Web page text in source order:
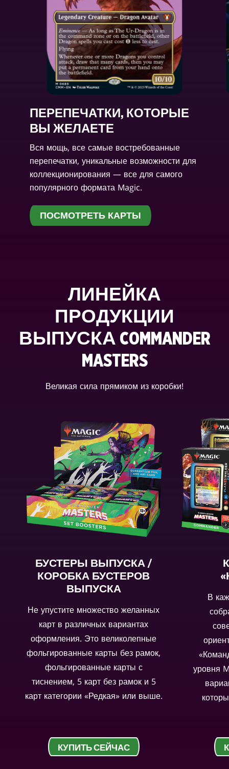
ПЕРЕПЕЧАТКИ, КОТОРЫЕ
ВЫ ЖЕЛАЕТЕ
Вся мощь, все самые востребованные
перепечатки, уникальные возможности для
коллекционирования — все для самого
популярного формата Magic.
ПОСМОТРЕТЬ КАРТЫ
ЛИНЕЙКА
ПРОДУКЦИИ
ВЫПУСКА COMMANDER
MASTERS
Великая сила прямиком из коробки!
БУСТЕРЫ ВЫПУСКА /
КОРОБКА БУСТЕРОВ
ВЫПУСКА
Не упустите множество желанных
карт в различных вариантах
оформления. Это великолепные
фольгированные карты без рамок,
фольгированные карты с
тиснением, 5 карт без рамок и 5
карт категории «Редкая» или выше.
КУПИТЬ СЕЙЧАС
В
уровня